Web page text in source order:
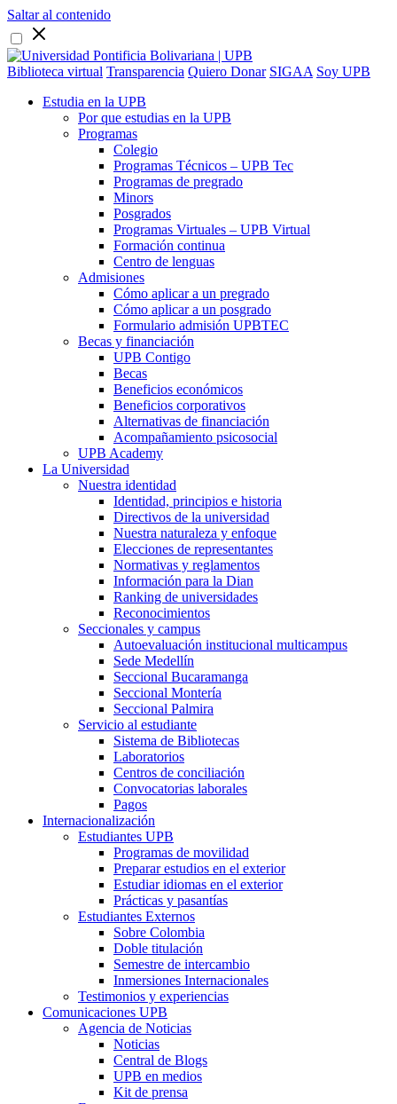
Saltar al contenido
Biblioteca virtual Transparencia Quiero Donar SIGAA Soy UPB
Estudia en la UPB
Por que estudias en la UPB
Programas
Colegio
Programas Técnicos – UPB Tec
Programas de pregrado
Minors
Posgrados
Programas Virtuales – UPB Virtual
Formación continua
Centro de lenguas
Admisiones
Cómo aplicar a un pregrado
Cómo aplicar a un posgrado
Formulario admisión UPBTEC
Becas y financiación
UPB Contigo
Becas
Beneficios económicos
Beneficios corporativos
Alternativas de financiación
Acompañamiento psicosocial
UPB Academy
La Universidad
Nuestra identidad
Identidad, principios e historia
Directivos de la universidad
Nuestra naturaleza y enfoque
Elecciones de representantes
Normativas y reglamentos
Información para la Dian
Ranking de universidades
Reconocimientos
Seccionales y campus
Autoevaluación institucional multicampus
Sede Medellín
Seccional Bucaramanga
Seccional Montería
Seccional Palmira
Servicio al estudiante
Sistema de Bibliotecas
Laboratorios
Centros de conciliación
Convocatorias laborales
Pagos
Internacionalización
Estudiantes UPB
Programas de movilidad
Preparar estudios en el exterior
Estudiar idiomas en el exterior
Prácticas y pasantías
Estudiantes Externos
Sobre Colombia
Doble titulación
Semestre de intercambio
Inmersiones Internacionales
Testimonios y experiencias
Comunicaciones UPB
Agencia de Noticias
Noticias
Central de Blogs
UPB en medios
Kit de prensa